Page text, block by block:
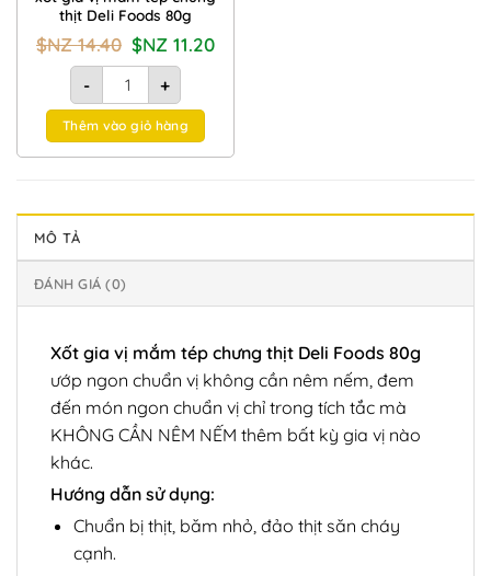
thịt Deli Foods 80g
$NZ14.40 Giá
gốc
là:
$NZ
14.40.
$NZ11.20Giá
hiện
-
[Mua 7 tặng 1] Set 8 gói xốt gia vị mắm tép chưng thịt Deli
+
Thêm vào giỏ hàng
MÔ TẢ
ĐÁNH GIÁ (0)
Xốt gia vị mắm tép chưng thịt Deli Foods 80g
ướp ngon chuẩn vị không cần nêm nếm, đem
đến món ngon chuẩn vị chỉ trong tích tắc mà
KHÔNG CẦN NÊM NẾM thêm bất kỳ gia vị nào
khác.
Hướng dẫn sử dụng:
Chuẩn bị thịt, băm nhỏ, đảo thịt săn cháy
cạnh.